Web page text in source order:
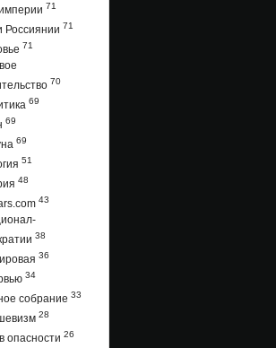
71
Россиянии 71
71
70
69
69
69
51
48
43
38
36
34
собрание 33
28
опасности 26